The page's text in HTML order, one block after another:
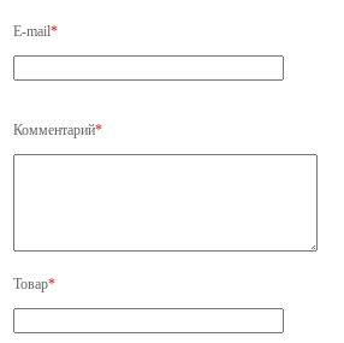
E-mail*
Комментарий*
Товар*